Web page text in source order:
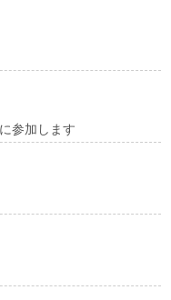
参加します